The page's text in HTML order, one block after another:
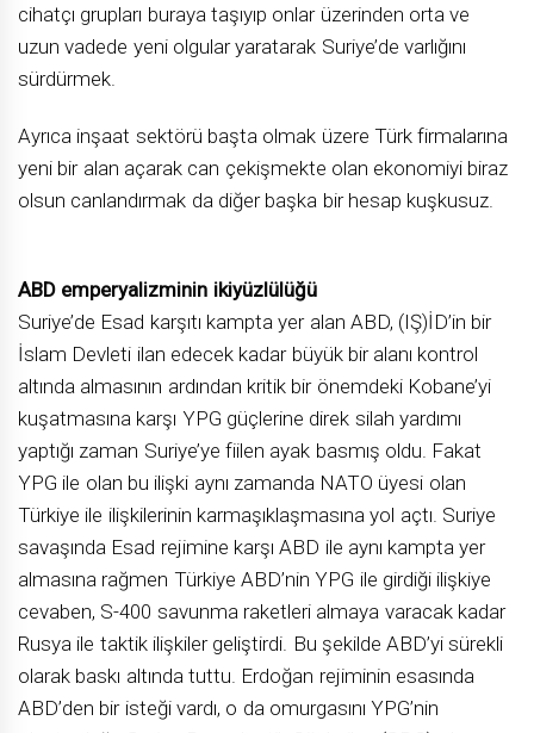
cihatçı grupları buraya taşıyıp onlar üzerinden orta ve
uzun vadede yeni olgular yaratarak Suriye’de varlığını
sürdürmek.
Ayrıca inşaat sektörü başta olmak üzere Türk firmalarına
yeni bir alan açarak can çekişmekte olan ekonomiyi biraz
olsun canlandırmak da diğer başka bir hesap kuşkusuz.
ABD emperyalizminin ikiyüzlülüğü
Suriye’de Esad karşıtı kampta yer alan ABD, (IŞ)İD’in bir
İslam Devleti ilan edecek kadar büyük bir alanı kontrol
altında almasının ardından kritik bir önemdeki Kobane’yi
kuşatmasına karşı YPG güçlerine direk silah yardımı
yaptığı zaman Suriye’ye fiilen ayak basmış oldu. Fakat
YPG ile olan bu ilişki aynı zamanda NATO üyesi olan
Türkiye ile ilişkilerinin karmaşıklaşmasına yol açtı. Suriye
savaşında Esad rejimine karşı ABD ile aynı kampta yer
almasına rağmen Türkiye ABD’nin YPG ile girdiği ilişkiye
cevaben, S-400 savunma raketleri almaya varacak kadar
Rusya ile taktik ilişkiler geliştirdi. Bu şekilde ABD’yi sürekli
olarak baskı altında tuttu. Erdoğan rejiminin esasında
ABD’den bir isteği vardı, o da omurgasını YPG’nin